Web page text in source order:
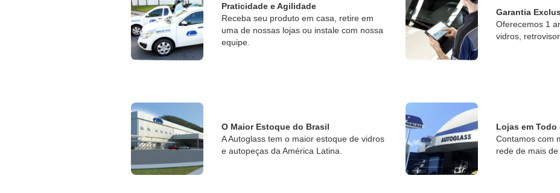
Praticidade e Agilidade
Receba seu produto em casa, retire em
uma de nossas lojas ou instale com nossa
equipe.
Garantia
Oferecemos 1
vidros,
O Maior Estoque do Brasil
A Autoglass tem o maior estoque de vidros
e autopeças da América Latina.
Lojas em Todo
Contamos com
rede de mais